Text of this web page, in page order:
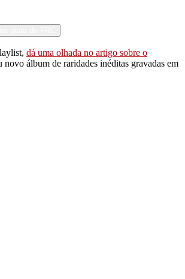
dá uma olhada no artigo sobre o
novo álbum de raridades inéditas gravadas em